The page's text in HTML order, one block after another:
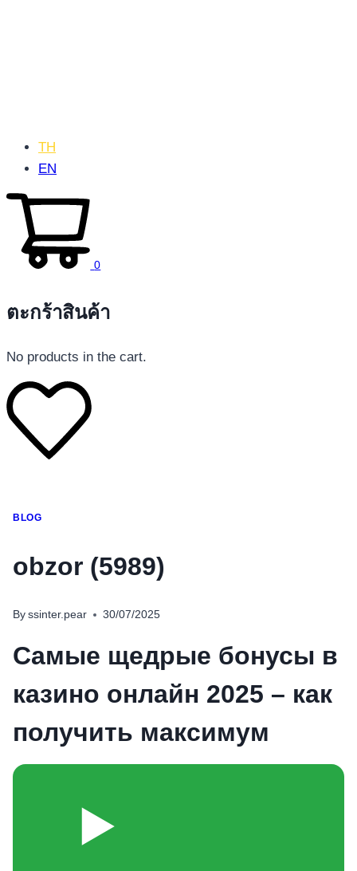
โทรศัพท์มือถือ
อุปกรณ์เสริมโทรศัพท์
TH
EN
0
ตะกร้าสินค้า
No products in the cart.
BLOG
obzor (5989)
By ssinter.pear 30/07/2025
Самые щедрые бонусы в
казино онлайн 2025 – как
получить максимум
▶️